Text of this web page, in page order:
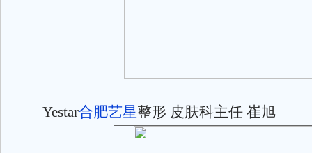
Yestar合肥艺星整形 皮肤科主任 崔旭